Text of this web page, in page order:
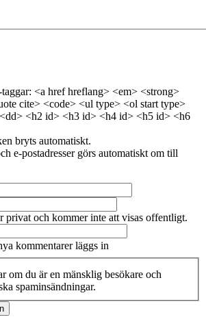
<a href hreflang> <em> <strong>
cite> <code> <ul type> <ol start type>
<h2 id> <h3 id> <h4 id> <h5 id> <h6
bryts automatiskt.
e-postadresser görs automatiskt om till
privat och kommer inte att visas offentligt.
kommentarer läggs in
om du är en mänsklig besökare och
spaminsändningar.